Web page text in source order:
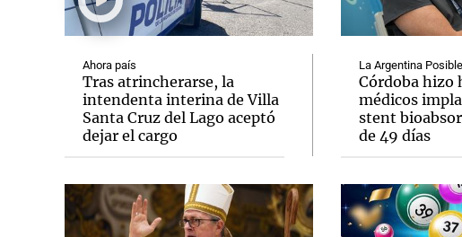
Ahora país
Tras atrincherarse, la
intendenta interina de Villa
Santa Cruz del Lago aceptó
dejar el cargo
La Argentina Posible
Córdoba hizo
médicos
stent
de 49 días